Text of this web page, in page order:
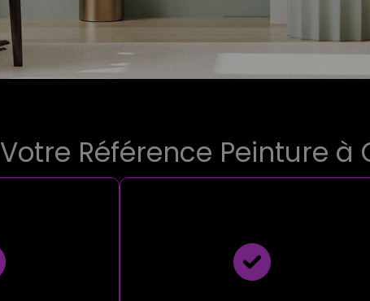
Votre Référence Peinture à